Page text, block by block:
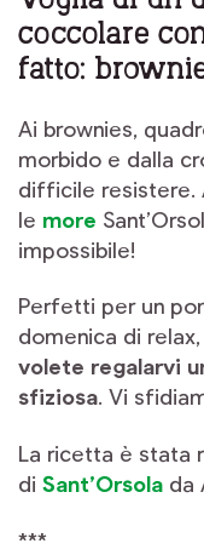
coccolare
fatto:
Ai brownies,
morbido e dalla
difficile resistere.
le more
impossibile!
Perfetti per un
domenica di relax,
volete regalarvi
sfiziosa. Vi
La ricetta è stata
di Sant’Orsola da
***